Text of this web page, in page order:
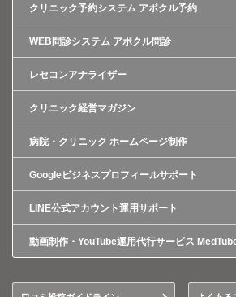
クリニック予約システム アポクル予約
WEB問診システム アポクル問診
レセコンアナライザー
クリニック経営マガジン
病院・クリニック ホームページ制作
Googleビジネスプロフィールサポート
LINE公式アカウント運用サポート
動画制作・YouTube運用代行サービス